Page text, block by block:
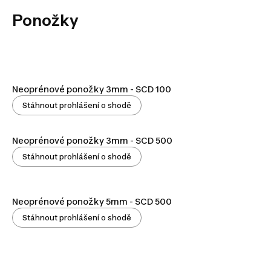
Ponožky
Neoprénové ponožky 3mm - SCD 100
Stáhnout prohlášení o shodě
Neoprénové ponožky 3mm - SCD 500
Stáhnout prohlášení o shodě
Neoprénové ponožky 5mm - SCD 500
Stáhnout prohlášení o shodě